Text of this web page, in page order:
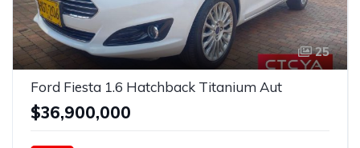
25
Ford Fiesta 1.6 Hatchback Titanium Aut
$36,900,000